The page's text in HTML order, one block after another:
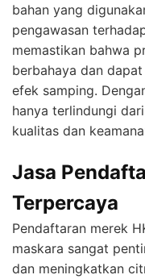
bahan yang
pengawasan
memastikan bahwa
berbahaya dan
efek samping.
hanya terlindungi
kualitas dan
Jasa
Terpercaya
Pendaftaran merek
maskara sangat
dan meningkatkan